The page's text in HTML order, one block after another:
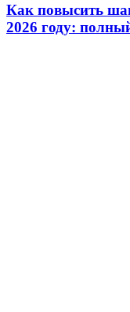
Как повысить
2026 году: